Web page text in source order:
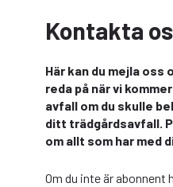
Kontakta
Här kan du mejla
reda på när vi
avfall om du skulle
ditt trädgårdsavfall.
om allt som har med
Om du inte är abonnent